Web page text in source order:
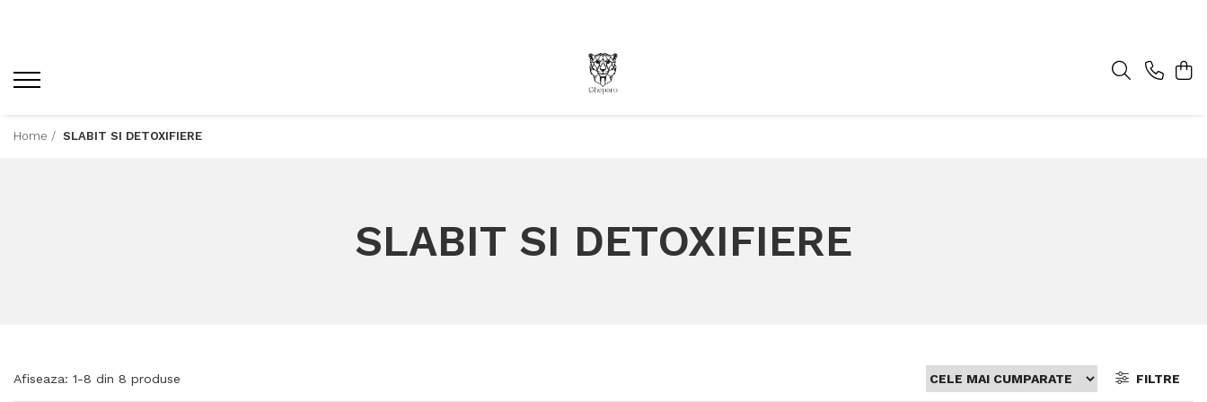
Home / SLABIT SI DETOXIFIERE
SLABIT SI DETOXIFIERE
Afiseaza: 1-8 din 8 produse FILTRE